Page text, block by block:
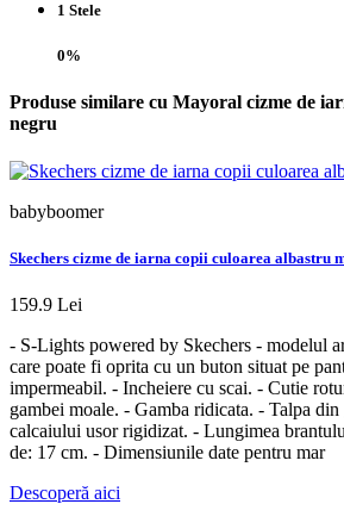
1 Stele
0%
Produse similare cu Mayoral cizme de
negru
babyboomer
Skechers cizme de iarna copii culoarea albastru
159.9 Lei
- S-Lights powered by Skechers - modelul
care poate fi oprita cu un buton situat pe
impermeabil. - Incheiere cu scai. - Cutie
gambei moale. - Gamba ridicata. - Talpa din
calcaiului usor rigidizat. - Lungimea
de: 17 cm. - Dimensiunile date pentru mar
Descoperă aici